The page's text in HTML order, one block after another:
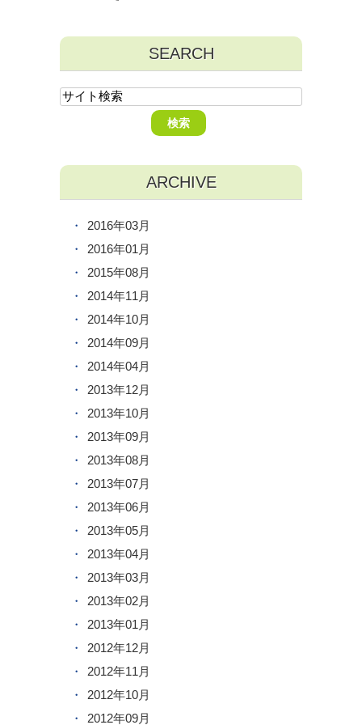
SEARCH
ARCHIVE
2016年03月
2016年01月
2015年08月
2014年11月
2014年10月
2014年09月
2014年04月
2013年12月
2013年10月
2013年09月
2013年08月
2013年07月
2013年06月
2013年05月
2013年04月
2013年03月
2013年02月
2013年01月
2012年12月
2012年11月
2012年10月
2012年09月